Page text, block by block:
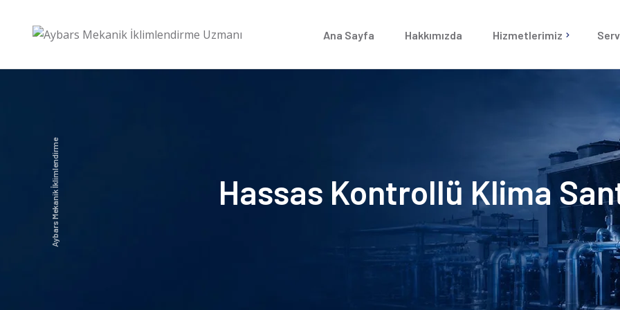
Ana Sayfa Hakkımızda Hizmetlerimiz
Goodman Kanallı Klima
Klima Santrali
Nem Alma Santralleri
Merkezi Soğutma Sistemi
Arızası
Yangın Sistemleri
Goodman
Hassas Kontrollü Klima
Aybars Mekanik İklimlendirme